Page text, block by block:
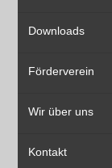
Downloads
Förderverein
Wir über uns
Kontakt